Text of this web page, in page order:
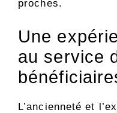
proches.
Une
au service
L’ancienneté et